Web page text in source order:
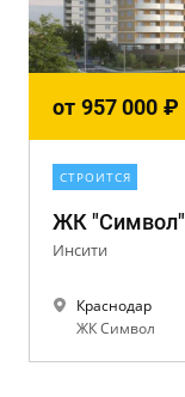
от 957 000 ₽
СТРОИТСЯ
ЖК "Символ"
Инсити
Краснодар
ЖК Символ